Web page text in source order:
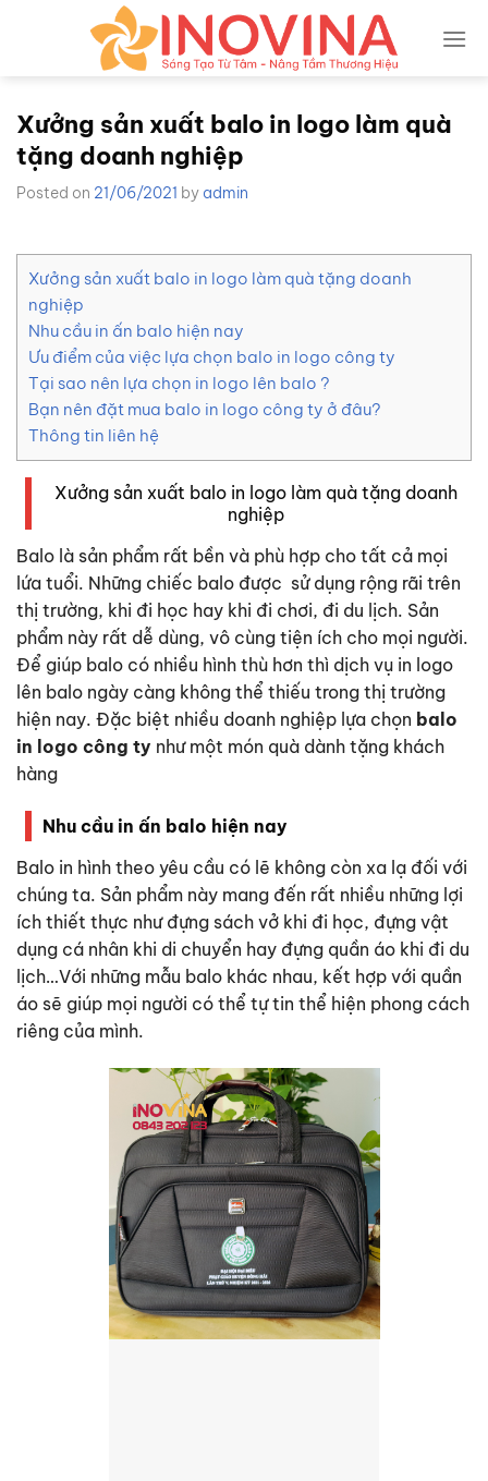
Xưởng sản xuất balo in logo làm quà
tặng doanh nghiệp
Posted on 21/06/2021 by admin
Xưởng sản xuất balo in logo làm quà tặng doanh
nghiệp
Nhu cầu in ấn balo hiện nay
Ưu điểm của việc lựa chọn balo in logo công ty
Tại sao nên lựa chọn in logo lên balo ?
Bạn nên đặt mua balo in logo công ty ở đâu?
Thông tin liên hệ
Xưởng sản xuất balo in logo làm quà tặng doanh
nghiệp
Balo là sản phẩm rất bền và phù hợp cho tất cả mọi
lứa tuổi. Những chiếc balo được sử dụng rộng rãi trên
thị trường, khi đi học hay khi đi chơi, đi du lịch. Sản
phẩm này rất dễ dùng, vô cùng tiện ích cho mọi người.
Để giúp balo có nhiều hình thù hơn thì dịch vụ in logo
lên balo ngày càng không thể thiếu trong thị trường
hiện nay. Đặc biệt nhiều doanh nghiệp lựa chọn balo
in logo công ty như một món quà dành tặng khách
hàng
Nhu cầu in ấn balo hiện nay
Balo in hình theo yêu cầu có lẽ không còn xa lạ đối với
chúng ta. Sản phẩm này mang đến rất nhiều những lợi
ích thiết thực như đựng sách vở khi đi học, đựng vật
dụng cá nhân khi di chuyển hay đựng quần áo khi đi du
lịch…Với những mẫu balo khác nhau, kết hợp với quần
áo sẽ giúp mọi người có thể tự tin thể hiện phong cách
riêng của mình.